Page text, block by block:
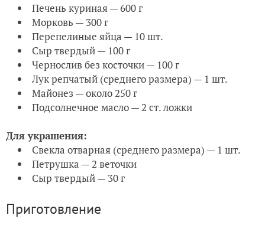
Печень куриная — 600 г
Морковь — 300 г
Перепелиные яйца — 10 шт.
Сыр твердый — 100 г
Чернослив без косточки — 100 г
Лук репчатый (среднего размера) — 1 шт.
Майонез — около 250 г
Подсолнечное масло — 2 ст. ложки
Для украшения:
Свекла отварная (среднего размера) — 1 шт.
Петрушка — 2 веточки
Сыр твердый — 30 г
Приготовление